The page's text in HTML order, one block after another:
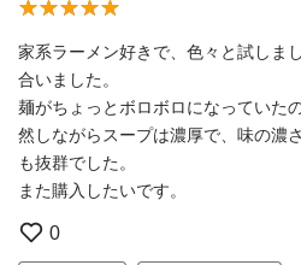
家系ラーメン好きで、色々と試しま
合いました。
麺がちょっとボロボロになっていた
然しながらスープは濃厚で、味の濃
も抜群でした。
また購入したいです。
0